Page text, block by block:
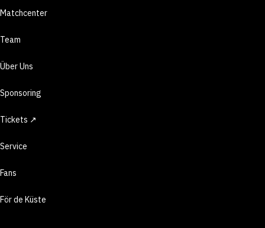
Matchcenter
Team
Über Uns
Sponsoring
Tickets ↗
Service
Fans
För de Küste